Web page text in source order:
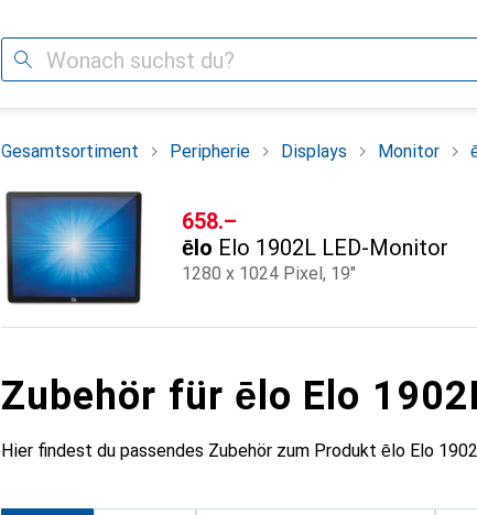
Suche
Gesamtsortiment Peripherie Displays Monitor
CHF
658.–
ēlo Elo 1902L LED-Monitor
1280 x 1024 Pixel, 19"
Zubehör für ēlo Elo
Hier findest du passendes Zubehör zum Produkt ēlo Elo